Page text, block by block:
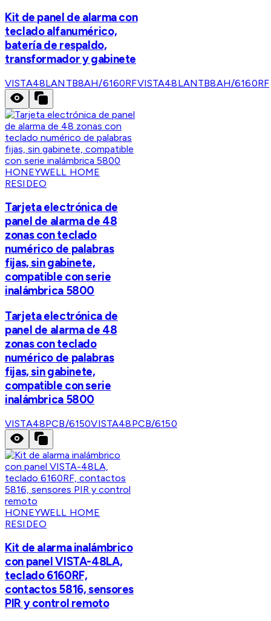
Kit de panel de alarma con
teclado alfanumérico,
batería de respaldo,
transformador y gabinete
VISTA48LANTB8AH/6160RFVISTA48LANTB8AH/6160RF
HONEYWELL HOME
RESIDEO
Tarjeta electrónica de
panel de alarma de 48
zonas con teclado
numérico de palabras
fijas, sin gabinete,
compatible con serie
inalámbrica 5800
Tarjeta electrónica de
panel de alarma de 48
zonas con teclado
numérico de palabras
fijas, sin gabinete,
compatible con serie
inalámbrica 5800
VISTA48PCB/6150VISTA48PCB/6150
HONEYWELL HOME
RESIDEO
Kit de alarma inalámbrico
con panel VISTA-48LA,
teclado 6160RF,
contactos 5816, sensores
PIR y control remoto